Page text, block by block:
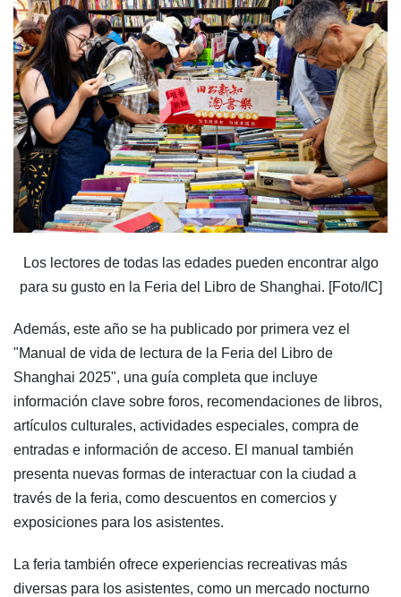
Los lectores de todas las edades pueden encontrar algo
para su gusto en la Feria del Libro de Shanghai. [Foto/IC]
Además, este año se ha publicado por primera vez el
"Manual de vida de lectura de la Feria del Libro de
Shanghai 2025", una guía completa que incluye
información clave sobre foros, recomendaciones de libros,
artículos culturales, actividades especiales, compra de
entradas e información de acceso. El manual también
presenta nuevas formas de interactuar con la ciudad a
través de la feria, como descuentos en comercios y
exposiciones para los asistentes.
La feria también ofrece experiencias recreativas más
diversas para los asistentes, como un mercado nocturno